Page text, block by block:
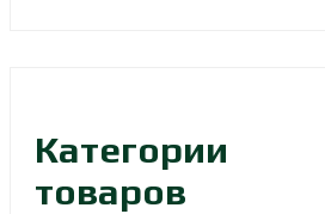
Категории
товаров